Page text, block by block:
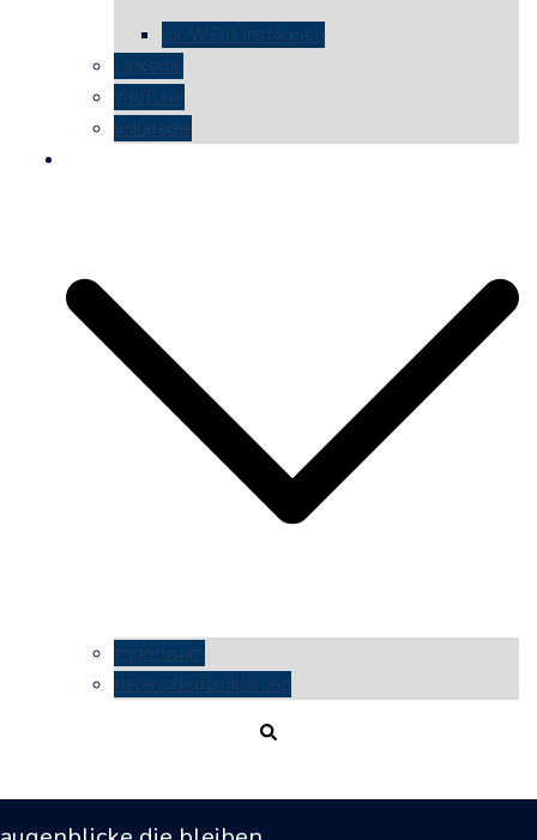
für WDR Instagram
LinkedIn
YouTube
wikipedia
impressum
datenschutzerklärung